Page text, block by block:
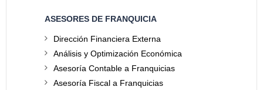
ASESORES DE FRANQUICIA
Dirección Financiera Externa
Análisis y Optimización Económica
Asesoría Contable a Franquicias
Asesoría Fiscal a Franquicias